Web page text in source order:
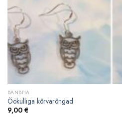
BANBHA
Öökulliga kõrvarõngad
9,00 €